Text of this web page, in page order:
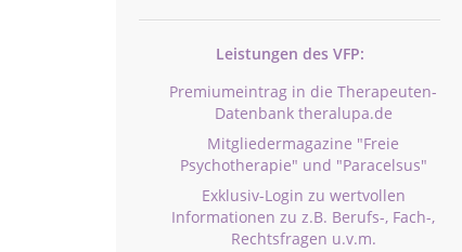
Leistungen des VFP:
Premiumeintrag in die Therapeuten-
Datenbank theralupa.de
Mitgliedermagazine "Freie
Psychotherapie" und "Paracelsus"
Exklusiv-Login zu wertvollen
Informationen zu z.B. Berufs-, Fach-,
Rechtsfragen u.v.m.